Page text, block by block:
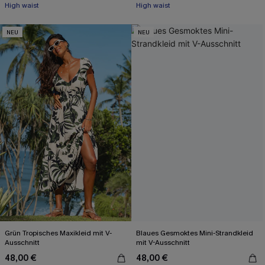
High waist High waist
NEU
Grün Tropisches Maxikleid mit V-
Ausschnitt
48,00 €
NEU
Blaues Gesmoktes Mini-Strandkleid
mit V-Ausschnitt
48,00 €